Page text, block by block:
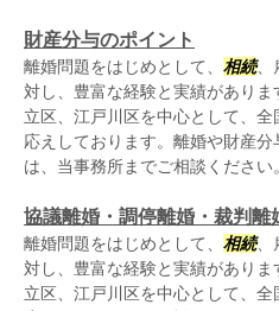
財産分与のポイント
離婚問題をはじめとして、 相続、
対し、豊富な経験と実績があり
立区、江戸川区を中心として、
応えしております。離婚や財産
は、当事務所までご相談ください。
協議離婚・調停離婚・裁判離
離婚問題をはじめとして、 相続、
対し、豊富な経験と実績があり
立区、江戸川区を中心として、